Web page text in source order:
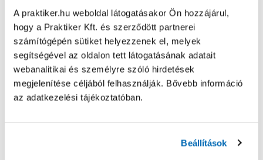
A praktiker.hu weboldal látogatásakor Ön hozzájárul,
hogy a Praktiker Kft. és szerződött partnerei
számítógépén sütiket helyezzenek el, melyek
segítségével az oldalon tett látogatásának adatait
webanalitikai és személyre szóló hirdetések
megjelenítése céljából felhasználják. Bővebb információ
az adatkezelési tájékoztatóban.
Beállítások
Oldal újratöltése